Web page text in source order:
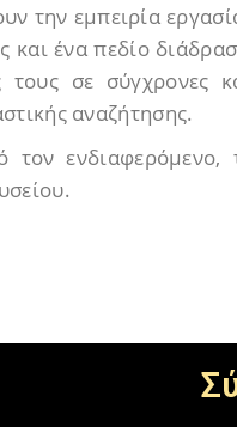
την εμπειρία
ένα πεδίο
τους σε σύγχρονες
αναζήτησης.
ενδιαφερόμενο,